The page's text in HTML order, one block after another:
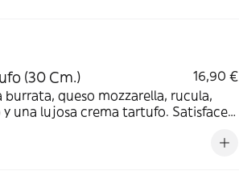
(30 Cm.)
16,90 €
burrata, queso mozzarella, rucula,
una lujosa crema tartufo. Satisface